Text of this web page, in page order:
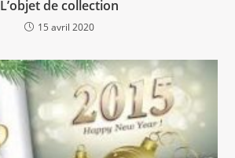
L’objet de collection
15 avril 2020